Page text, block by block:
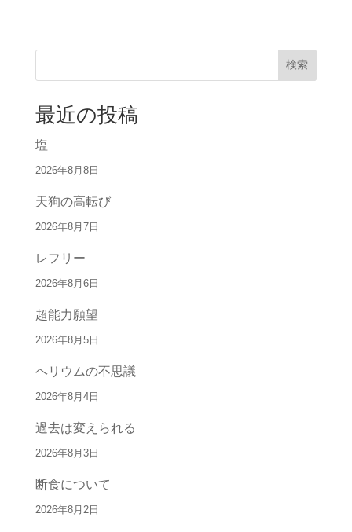
検索
最近の投稿
塩
2026年8月8日
天狗の高転び
2026年8月7日
レフリー
2026年8月6日
超能力願望
2026年8月5日
ヘリウムの不思議
2026年8月4日
過去は変えられる
2026年8月3日
断食について
2026年8月2日